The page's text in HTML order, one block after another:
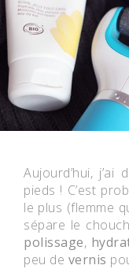
Aujourd’hui,
pieds ! C’est
le plus (flemme
sépare le
polissage,
peu de vernis